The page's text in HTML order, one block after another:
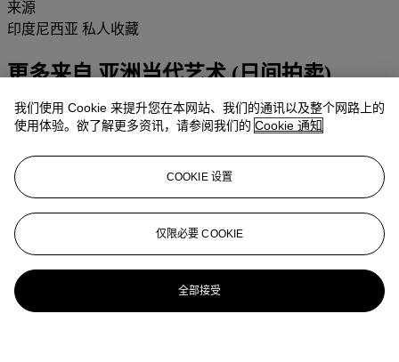
来源
印度尼西亚 私人收藏
更多来自亚洲当代艺术 (日间拍卖)
查看全部
我们使用 Cookie 来提升您在本网站、我们的通讯以及整个网路上的
使用体验。欲了解更多资讯，请参阅我们的 Cookie 通知
COOKIE 设置
仅限必要 COOKIE
全部接受